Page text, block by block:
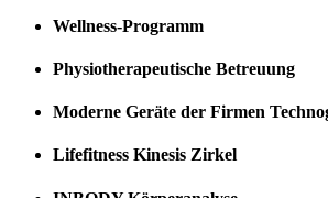
Wellness-Programm
Physiotherapeutische Betreuung
Moderne Geräte der Firmen
Lifefitness Kinesis Zirkel